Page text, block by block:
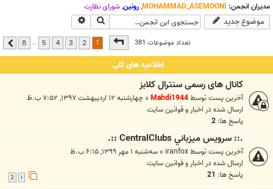
مدیران انجمن: MOHAMMAD_ASEMOONI
,رونین,شوراي نظارت
موضوع جدید جستجو
تعداد موضوعات 381صفحه از8
2
3
4
5
…
8 بعدی
اطلاعیه های کلی
کانال های رسمی سنترال کلابز
آخرین پست توسطMahdi1944
« چهارشنبه ۱۲ اردیبهشت ۱۳۹۷, ۷:۵۲ ب.ظ
ارسال شده در اخبار و قوانين سايت
پاسخ ها: 2
.:: سرويس ميزباني CentralClubs ::.
آخرین پست توسطiranfox
« سه‌شنبه ۱ مهر ۱۳۹۹, ۶:۱۵ ب.ظ
ارسال شده در اخبار و قوانين سايت
پاسخ ها: 21